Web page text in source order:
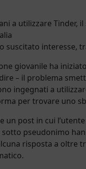
a utilizzare Tinder,
interesse,
giovanile ha
– il problema
ingegnati a
per trovare uno
un post in cui
sotto pseudonimo
risposta a